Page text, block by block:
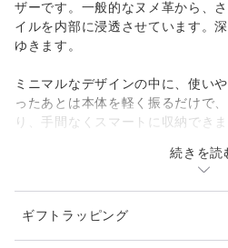
ザーです。一般的なヌメ革から、
イルを内部に浸透させています。
ゆきます。
ミニマルなデザインの中に、使い
ったあとは本体を軽く振るだけで
り、手間なくスマートに収納できま
▶本体サイズ：縦10 × 横5 × 高さ
▶ラッピング：化粧箱入り／無料
続きを読
ギフトラッピング